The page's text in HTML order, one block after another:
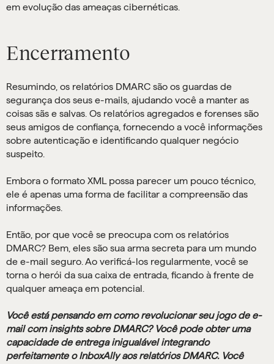
em evolução das ameaças cibernéticas.
Encerramento
Resumindo, os relatórios DMARC são os guardas de
segurança dos seus e-mails, ajudando você a manter as
coisas sãs e salvas. Os relatórios agregados e forenses são
seus amigos de confiança, fornecendo a você informações
sobre autenticação e identificando qualquer negócio
suspeito.
Embora o formato XML possa parecer um pouco técnico,
ele é apenas uma forma de facilitar a compreensão das
informações.
Então, por que você se preocupa com os relatórios
DMARC? Bem, eles são sua arma secreta para um mundo
de e-mail seguro. Ao verificá-los regularmente, você se
torna o herói da sua caixa de entrada, ficando à frente de
qualquer ameaça em potencial.
Você está pensando em como revolucionar seu jogo de e-
mail com insights sobre DMARC? Você pode obter uma
capacidade de entrega inigualável integrando
perfeitamente o InboxAlly aos relatórios DMARC. Você